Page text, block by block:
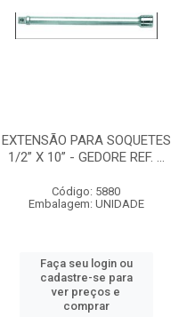
EXTENSÃO PARA SOQUETES
1/2” X 10” - GEDORE REF. ...
Código: 5880
Embalagem: UNIDADE
Faça seu login ou
cadastre-se para
ver preços e
comprar